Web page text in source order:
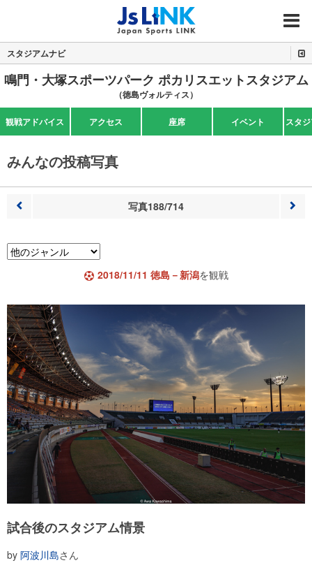
MENU
スタジアムナビ
鳴門・大塚スポーツパーク ポカリスエットスタジアム
（徳島ヴォルティス）
観戦アドバイス アクセス 座席 イベント スタ
みんなの投稿写真
写真188/714
2018/11/11 徳島－新潟を観戦
試合後のスタジアム情景
by 阿波川島さん